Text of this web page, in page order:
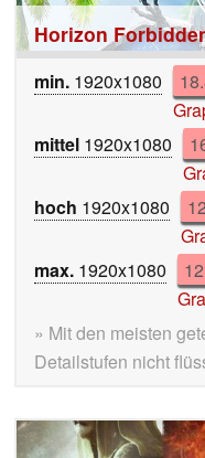
Horizon
min. 1920x1080
mittel 1920x1080
hoch 1920x1080
max. 1920x1080
» Mit den meisten
Detailstufen nicht